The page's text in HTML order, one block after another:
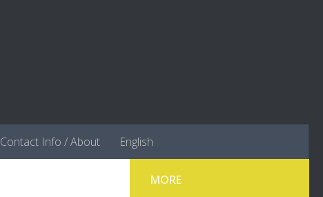
Contact Info / About English
MORE